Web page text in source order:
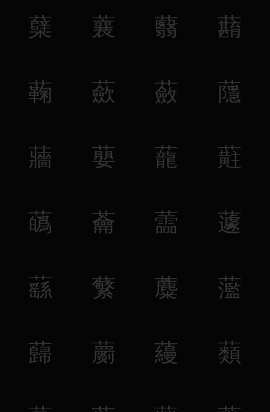
蘖 蘘 蘙 蘛
蘜 蘝 蘞 蘟
蘠 蘡 蘢 蘣
蘤 蘥 蘦 蘧
蘨 蘩 蘪 蘫
蘬 蘮 蘰 蘱